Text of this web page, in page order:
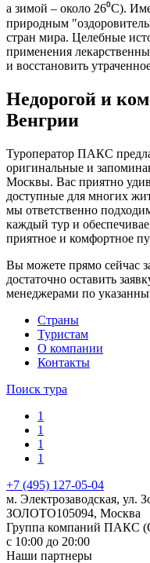
а зимой – около 26⁰C).
природным
стран мира. Целебные
применения
и восстановить
Недорогой и
Венгрии
Туроператор ПАКС
оригинальные и
Москвы. Вас приятно
доступные для многих
мы ответственно
каждый тур и
приятное и комфортное
Вы можете прямо сейчас
достаточно оставить
менеджерами по
Cтраны
Туристам
О компании
Контакты
Поиск тура
1
1
1
1
+7 (495) 127-05-04
м. Электрозаводская, ул.
ЗОЛОТО105094, Москва
Группа компаний ПАКС
с 10:00 до 20:00
Наши партнеры